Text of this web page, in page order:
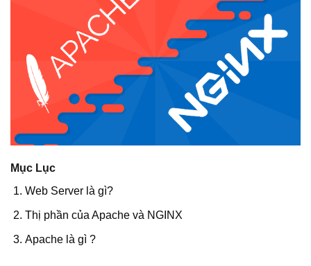
Mục Lục
Web Server là gì?
Thị phần của Apache và NGINX
Apache là gì ?